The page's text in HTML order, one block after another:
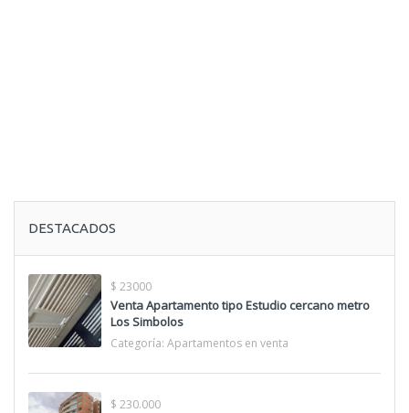
DESTACADOS
$ 23000
Venta Apartamento tipo Estudio cercano metro
Los Simbolos
Categoría: Apartamentos en venta
$ 230.000